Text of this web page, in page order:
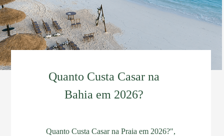
Quanto Custa Casar na
Bahia em 2026?
Quanto Custa Casar na Praia em 2026?",